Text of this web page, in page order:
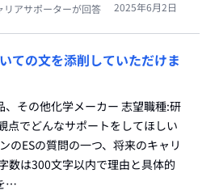
リアサポーターが回答 2025年6月2日
ての文を添削していただけま
、その他化学メーカー 志望職種:研
点でどんなサポートをしてほしい
のESの質問の一つ、将来のキャリ
数は300文字以内で理由と具体的
…